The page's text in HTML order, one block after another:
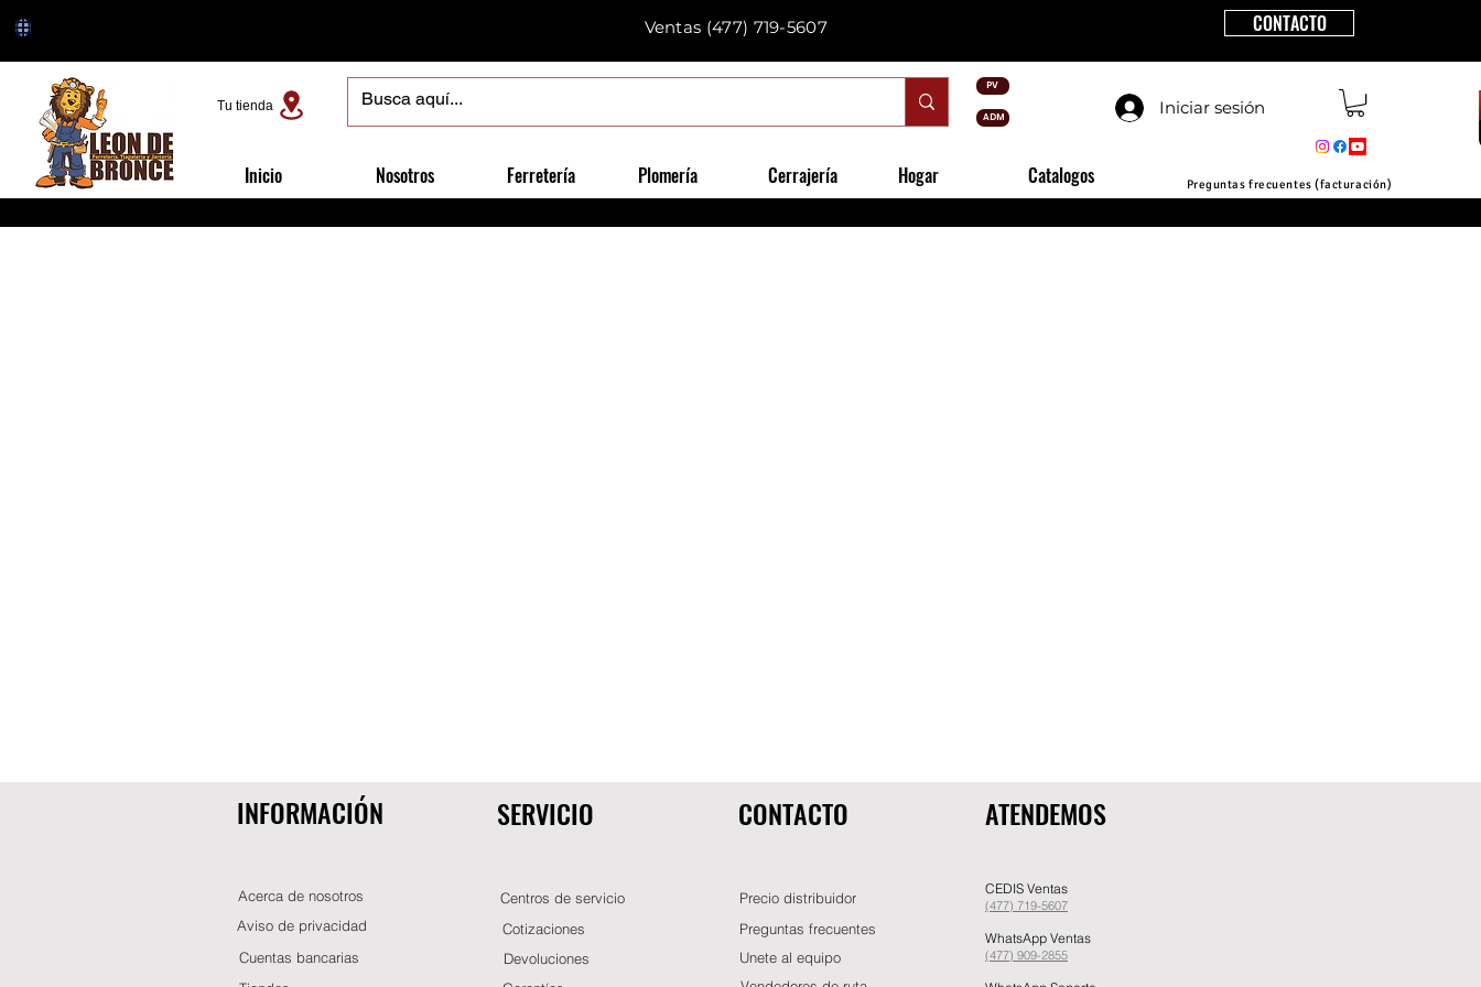
PV
ADM
Ventas (477) 719-5607 CONTACTO
Iniciar sesión
Tu tienda
Inicio Nosotros Ferretería Plomería Cerrajería Hogar Catalogos Preguntas frecuentes (facturación)
INFORMACIÓN
Acerca de nosotros
Aviso de privacidad
Cuentas bancarias
SERVICIO
Centros de servicio
Cotizaciones
Devoluciones
CONTACTO
Precio distribuidor
Preguntas frecuentes
Unete al equipo
ATENDEMOS
CEDIS Ventas
(477) 719-5607
WhatsApp Ventas
(477) 909-2855